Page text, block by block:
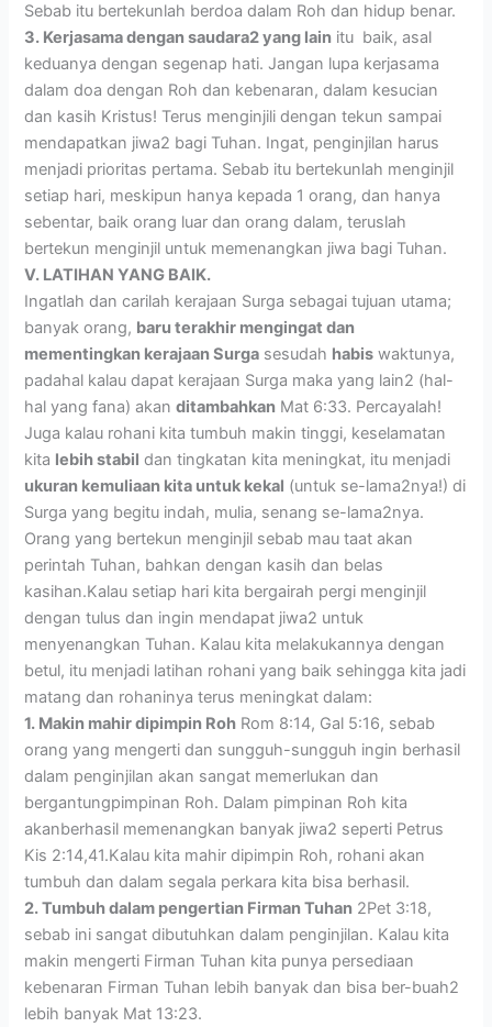
Sebab itu bertekunlah berdoa dalam Roh dan hidup benar.
3. Kerjasama dengan saudara2 yang lain itu baik, asal
keduanya dengan segenap hati. Jangan lupa kerjasama
dalam doa dengan Roh dan kebenaran, dalam kesucian
dan kasih Kristus! Terus menginjili dengan tekun sampai
mendapatkan jiwa2 bagi Tuhan. Ingat, penginjilan harus
menjadi prioritas pertama. Sebab itu bertekunlah menginjil
setiap hari, meskipun hanya kepada 1 orang, dan hanya
sebentar, baik orang luar dan orang dalam, teruslah
bertekun menginjil untuk memenangkan jiwa bagi Tuhan.
V. LATIHAN YANG BAIK.
Ingatlah dan carilah kerajaan Surga sebagai tujuan utama;
banyak orang, baru terakhir mengingat dan
mementingkan kerajaan Surga sesudah habis waktunya,
padahal kalau dapat kerajaan Surga maka yang lain2 (hal-
hal yang fana) akanditambahkan Mat 6:33. Percayalah!
Juga kalau rohani kita tumbuh makin tinggi, keselamatan
kita lebih stabil dan tingkatan kita meningkat, itu menjadi
ukuran kemuliaan kita untuk kekal (untuk se-lama2nya!) di
Surga yang begitu indah, mulia, senang se-lama2nya.
Orang yang bertekun menginjil sebab mau taat akan
perintah Tuhan, bahkan dengan kasih dan belas
kasihan.Kalau setiap hari kita bergairah pergi menginjil
dengan tulus dan ingin mendapat jiwa2 untuk
menyenangkan Tuhan. Kalau kita melakukannya dengan
betul, itu menjadi latihan rohani yang baik sehingga kita jadi
matang dan rohaninya terus meningkat dalam:
1. Makin mahir dipimpin Roh Rom 8:14, Gal 5:16, sebab
orang yang mengerti dan sungguh-sungguh ingin berhasil
dalam penginjilan akan sangat memerlukan dan
bergantungpimpinan Roh. Dalam pimpinan Roh kita
akanberhasil memenangkan banyak jiwa2 seperti Petrus
Kis 2:14,41.Kalau kita mahir dipimpin Roh, rohani akan
tumbuh dan dalam segala perkara kita bisa berhasil.
2. Tumbuh dalam pengertian Firman Tuhan 2Pet 3:18,
sebab ini sangat dibutuhkan dalam penginjilan. Kalau kita
makin mengerti Firman Tuhan kita punya persediaan
kebenaran Firman Tuhan lebih banyak dan bisa ber-buah2
lebih banyak Mat 13:23.